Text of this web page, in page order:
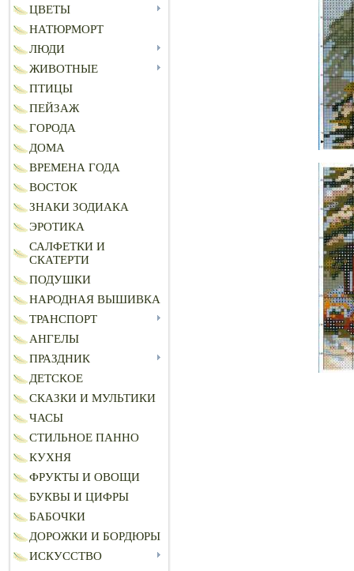
ЦВЕТЫ
НАТЮРМОРТ
ЛЮДИ
ЖИВОТНЫЕ
ПТИЦЫ
ПЕЙЗАЖ
ГОРОДА
ДОМА
ВРЕМЕНА ГОДА
ВОСТОК
ЗНАКИ ЗОДИАКА
ЭРОТИКА
САЛФЕТКИ И
СКАТЕРТИ
ПОДУШКИ
НАРОДНАЯ ВЫШИВКА
ТРАНСПОРТ
АНГЕЛЫ
ПРАЗДНИК
ДЕТСКОЕ
СКАЗКИ И МУЛЬТИКИ
ЧАСЫ
СТИЛЬНОЕ ПАННО
КУХНЯ
ФРУКТЫ И ОВОЩИ
БУКВЫ И ЦИФРЫ
БАБОЧКИ
ДОРОЖКИ И БОРДЮРЫ
ИСКУССТВО